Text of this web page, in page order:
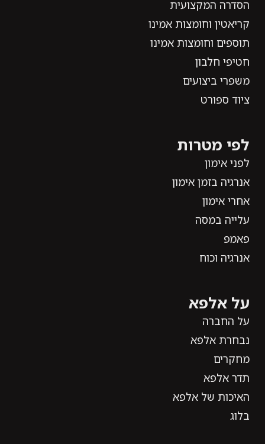
הסדרה המקצועית
קריאטין וחומצות אמינו
תוספים וחומצות אמינו
חטיפי חלבון
משפרי ביצועים
ציוד ספורט
לפי מטרות
לפני אימון
אנרגיה בזמן אימון
אחרי אימון
עלייה במסה
פאמפ
אנרגיה וכוח
על אלפא
על החברה
נבחרת אלפא
מחקרים
תדר אלפא
האיכות של אלפא
בלוג